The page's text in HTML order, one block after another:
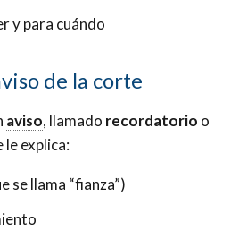
y para cuándo
de la corte
avisoA
este
se
, llamado recordatorio o
le explica:
se llama “fianza”)
este
aviso
se
llama